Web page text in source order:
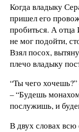
Когда владыку
пришел его
пробиться. А отца
не мог подойти,
Взял посох,
плечо владыку
“Ты чего
– “Будешь
послужишь, и
В двух словах всю